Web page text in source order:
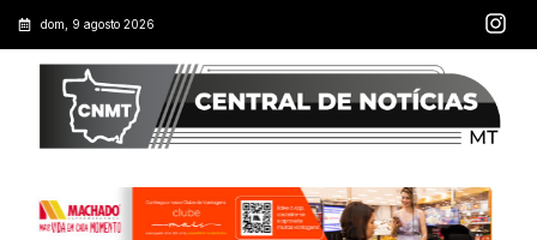
dom, 9 agosto 2026